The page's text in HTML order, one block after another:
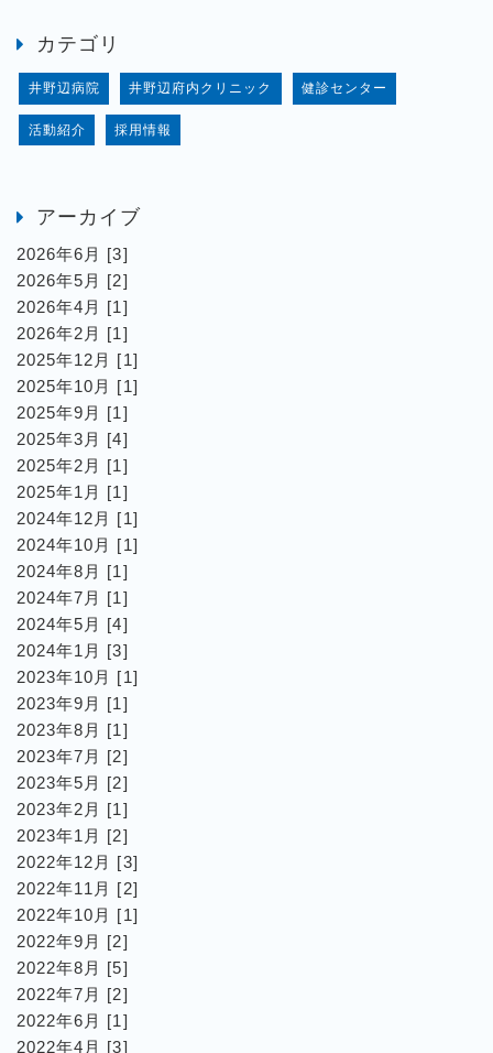
カテゴリ
井野辺病院 井野辺府内クリニック 健診センター
活動紹介 採用情報
アーカイブ
2026年6月 [3]
2026年5月 [2]
2026年4月 [1]
2026年2月 [1]
2025年12月 [1]
2025年10月 [1]
2025年9月 [1]
2025年3月 [4]
2025年2月 [1]
2025年1月 [1]
2024年12月 [1]
2024年10月 [1]
2024年8月 [1]
2024年7月 [1]
2024年5月 [4]
2024年1月 [3]
2023年10月 [1]
2023年9月 [1]
2023年8月 [1]
2023年7月 [2]
2023年5月 [2]
2023年2月 [1]
2023年1月 [2]
2022年12月 [3]
2022年11月 [2]
2022年10月 [1]
2022年9月 [2]
2022年8月 [5]
2022年7月 [2]
2022年6月 [1]
2022年4月 [3]